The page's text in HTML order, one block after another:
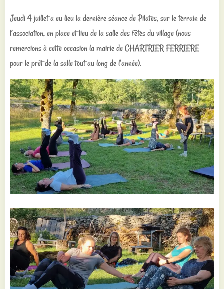
Jeudi 4 juillet a eu lieu la dernière séance de Pilates, sur le terrain de
l’association, en place et lieu de la salle des fêtes du village (nous
remercions à cette occasion la mairie de CHARTRIER FERRIERE
pour le prêt de la salle tout au long de l’année).